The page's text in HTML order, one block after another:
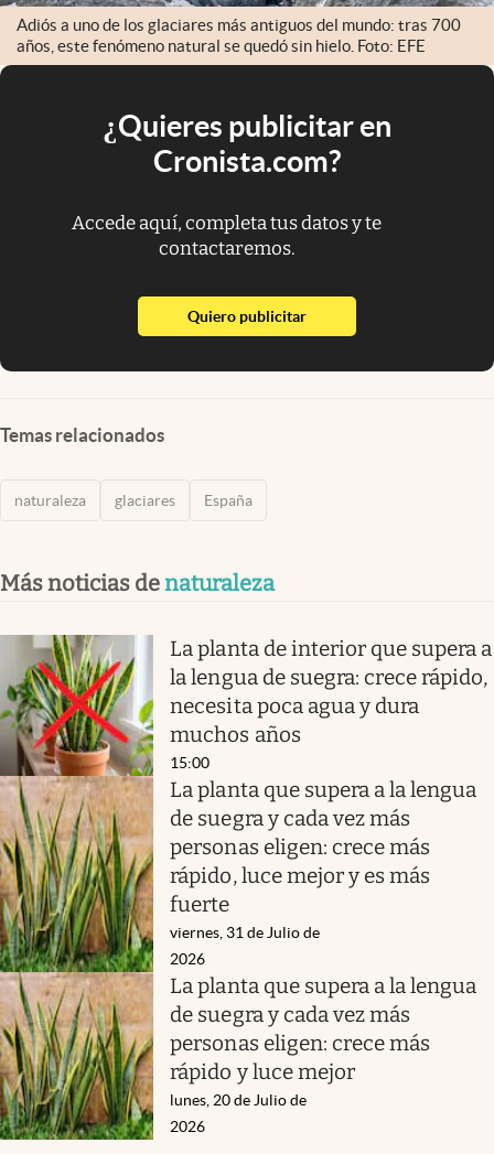
Adiós a uno de los glaciares más antiguos del mundo: tras 700
años, este fenómeno natural se quedó sin hielo. Foto: EFE
¿Quieres publicitar en
Cronista.com?
Accede aquí, completa tus datos y te
contactaremos.
Quiero publicitarabre en nueva pestaña
Temas relacionados
naturaleza glaciares España
Más noticias denaturaleza
La planta de interior que supera a
la lengua de suegra: crece rápido,
necesita poca agua y dura
muchos años
15:00
La planta que supera a la lengua
de suegra y cada vez más
personas eligen: crece más
rápido, luce mejor y es más
fuerte
viernes, 31 de Julio de
2026
La planta que supera a la lengua
de suegra y cada vez más
personas eligen: crece más
rápido y luce mejor
lunes, 20 de Julio de
2026